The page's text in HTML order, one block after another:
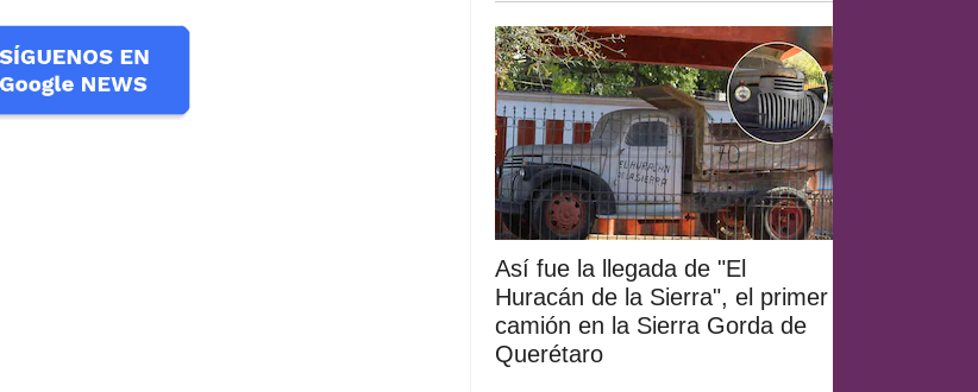
Así fue la llegada de "El
Huracán de la Sierra", el primer
camión en la Sierra Gorda de
Querétaro